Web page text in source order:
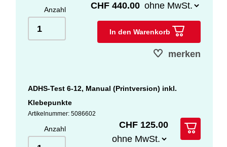
Anzahl CHF 440.00
In den Warenkorb
merken
ADHS-Test 6-12, Manual (Printversion) inkl.
Klebepunkte
Artikelnummer: 5086602
Anzahl CHF 125.00